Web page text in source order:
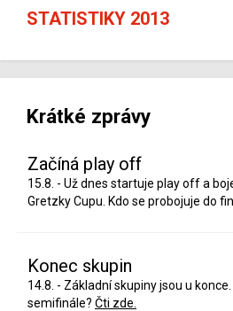
STATISTIKY 2013
Krátké zprávy
Začíná play off
15.8. - Už dnes startuje play off a
Gretzky Cupu. Kdo se probojuje do
Konec skupin
14.8. - Základní skupiny jsou u
semifinále? Čti zde.